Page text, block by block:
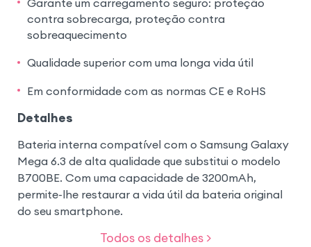
contra sobrecarga, proteção contra
sobreaquecimento
Qualidade superior com uma longa vida útil
Em conformidade com as normas CE e RoHS
Detalhes
Bateria interna compatível com o Samsung Galaxy
Mega 6.3 de alta qualidade que substitui o modelo
B700BE. Com uma capacidade de 3200mAh,
permite-lhe restaurar a vida útil da bateria original
do seu smartphone.
Todos os detalhes >